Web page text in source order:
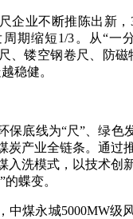
业不断推陈出新，
期缩短1/3。从“一
、镂空钢卷尺、防磁
稳健。
底线为“尺”、绿色
炭产业全链条。通过
入洗模式，以技术创
蝶变。
煤永城5000MW级